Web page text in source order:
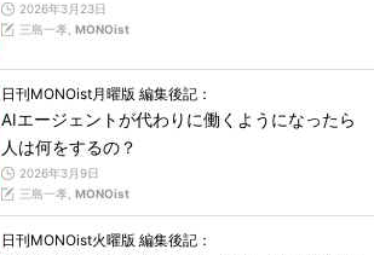
2026年3月23日
三島一孝, MONOist
日刊MONOist月曜版 編集後記：
AIエージェントが代わりに働くようになったら
人は何をするの？
2026年3月9日
三島一孝, MONOist
日刊MONOist火曜版 編集後記：